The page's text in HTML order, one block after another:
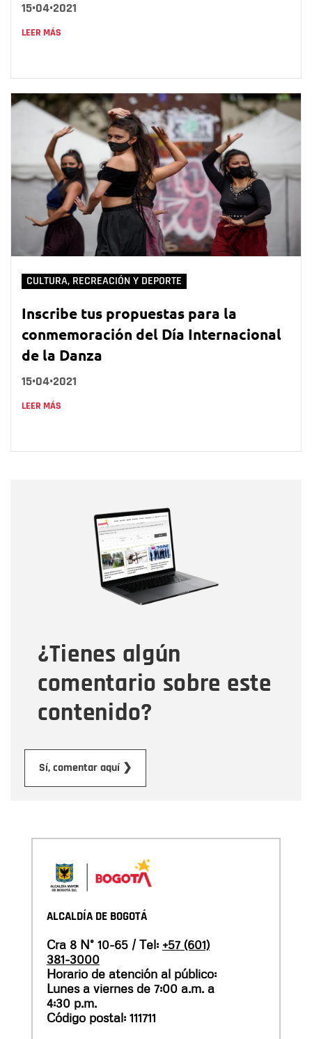
15•04•2021
LEER MÁS
CULTURA, RECREACIÓN Y DEPORTE
Inscribe tus propuestas para la
conmemoración del Día Internacional
de la Danza
15•04•2021
LEER MÁS
¿Tienes algún
comentario sobre este
contenido?
Sí, comentar aquí ❯
Correo electrónico
Tipo de comentario
Mensaje
ALCALDÍA DE BOGOTÁ
Cra 8 N° 10-65 / Tel: +57 (601)
381-3000
Horario de atención al público:
Lunes a viernes de 7:00 a.m. a
4:30 p.m.
Código postal: 111711